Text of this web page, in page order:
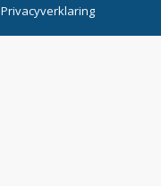
Privacyverklaring